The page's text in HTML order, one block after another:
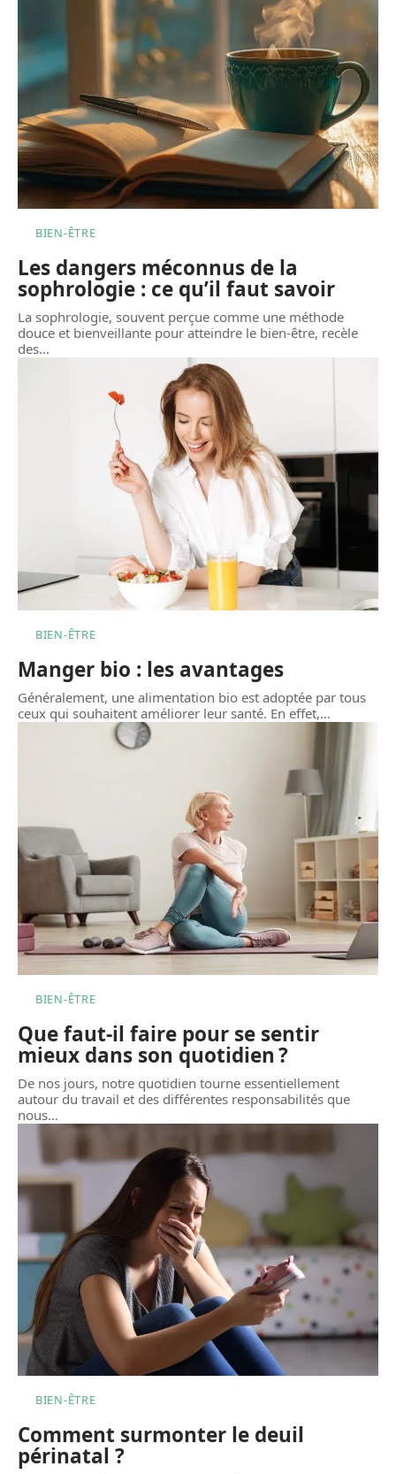
BIEN-ÊTRE
Les dangers méconnus de la
sophrologie : ce qu’il faut savoir
La sophrologie, souvent perçue comme une méthode
douce et bienveillante pour atteindre le bien-être, recèle
des…
BIEN-ÊTRE
Manger bio : les avantages
Généralement, une alimentation bio est adoptée par tous
ceux qui souhaitent améliorer leur santé. En effet,…
BIEN-ÊTRE
Que faut-il faire pour se sentir
mieux dans son quotidien ?
De nos jours, notre quotidien tourne essentiellement
autour du travail et des différentes responsabilités que
nous…
BIEN-ÊTRE
Comment surmonter le deuil
périnatal ?